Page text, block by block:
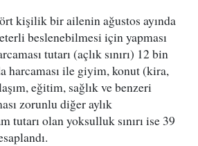
kişilik bir ailenin ağustos ayında
beslenebilmesi için yapması
tutarı (açlık sınırı) 12 bin
harcaması ile giyim, konut (kira,
eğitim, sağlık ve benzeri
zorunlu diğer aylık
tutarı olan yoksulluk sınırı ise 39